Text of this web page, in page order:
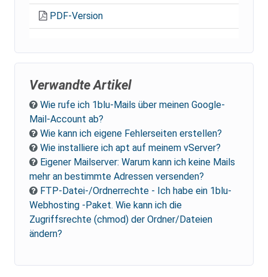
PDF-Version
Verwandte Artikel
Wie rufe ich 1blu-Mails über meinen Google-
Mail-Account ab?
Wie kann ich eigene Fehlerseiten erstellen?
Wie installiere ich apt auf meinem vServer?
Eigener Mailserver: Warum kann ich keine Mails
mehr an bestimmte Adressen versenden?
FTP-Datei-/Ordnerrechte - Ich habe ein 1blu-
Webhosting -Paket. Wie kann ich die
Zugriffsrechte (chmod) der Ordner/Dateien
ändern?